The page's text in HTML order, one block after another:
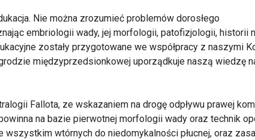
Nie można zrozumieć problemów dorosłego
embriologii wady, jej morfologii, patofizjologii, historii
zostały przygotowane we współpracy z naszymi
międzyprzedsionkowej uporządkuje naszą wiedzę
Fallota, ze wskazaniem na drogę odpływu prawej
na bazie pierwotnej morfologii wady oraz technik
wszystkim wtórnych do niedomykalności płucnej, oraz